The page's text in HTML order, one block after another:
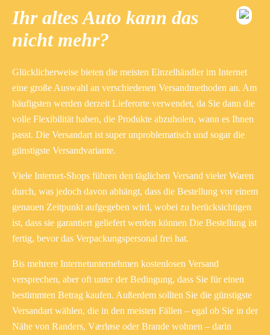
Ihr altes Auto kann das
nicht mehr?
Glücklicherweise bieten die meisten Einzelhändler im Internet
eine große Auswahl an verschiedenen Versandmethoden an. Am
häufigsten werden derzeit Lieferorte verwendet, da Sie dann die
volle Flexibilität haben, die Produkte abzuholen, wann es Ihnen
passt. Die Versandart ist super unproblematisch und sogar die
günstigste Versandvariante.
Viele Internet-Shops führen den täglichen Versand vieler Waren
durch, was jedoch davon abhängt, dass die Bestellung vor einem
genauen Zeitpunkt aufgegeben wird, wobei zu berücksichtigen
ist, dass sie garantiert geliefert werden können Die Bestellung ist
fertig, bevor das Verpackungspersonal frei hat.
Bis mehrere Internetunternehmen kostenlosen Versand
versprechen, aber oft unter der Bedingung, dass Sie für einen
bestimmten Betrag kaufen. Außerdem sollten Sie die günstigste
Versandart wählen, die in den meisten Fällen – egal ob Sie in der
Nähe von Randers, Værløse oder Brande wohnen – darin